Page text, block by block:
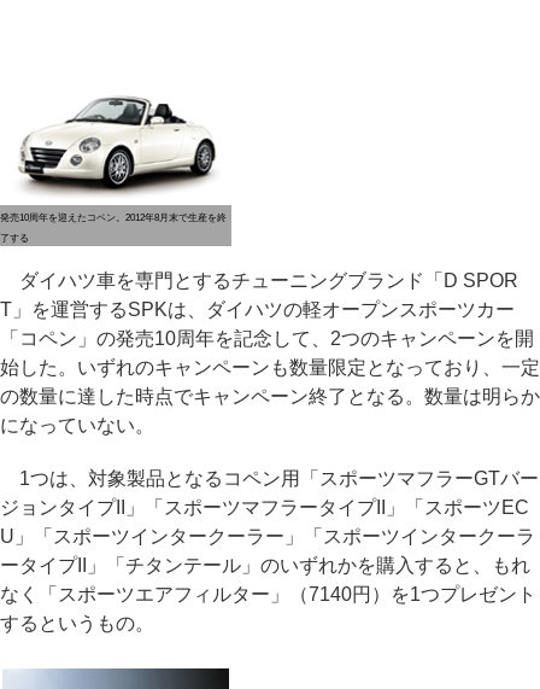
発売10周年を迎えたコペン。2012年8月末で生産を終
了する
ダイハツ車を専門とするチューニングブランド「D SPOR
T」を運営するSPKは、ダイハツの軽オープンスポーツカー
「コペン」の発売10周年を記念して、2つのキャンペーンを開
始した。いずれのキャンペーンも数量限定となっており、一定
の数量に達した時点でキャンペーン終了となる。数量は明らか
になっていない。
1つは、対象製品となるコペン用「スポーツマフラーGTバー
ジョンタイプII」「スポーツマフラータイプII」「スポーツEC
U」「スポーツインタークーラー」「スポーツインタークーラ
ータイプII」「チタンテール」のいずれかを購入すると、もれ
なく「スポーツエアフィルター」（7140円）を1つプレゼント
するというもの。